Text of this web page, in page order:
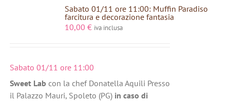
Sabato 01/11 ore 11:00: Muffin Paradiso
farcitura e decorazione fantasia
10,00 € iva inclusa
Sabato 01/11 ore 11:00
Sweet Lab con la chef Donatella Aquili Presso
il Palazzo Mauri, Spoleto (PG) in caso di